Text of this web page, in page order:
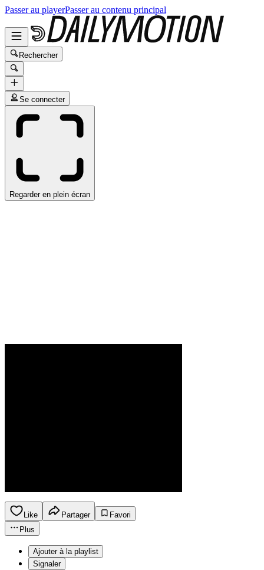
Passer au playerPasser au contenu principal
Rechercher
Se connecter
Regarder en plein écran
Like Partager
Favori
Plus
Ajouter à la playlist
Signaler